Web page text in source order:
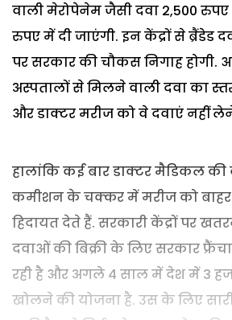
वाली मेरोपेनेम जैसी दवा 2,500
रुपए में दी जाएंगी. इन केंद्रों से ब्रैंडेड
पर सरकार की चौकस निगाह होगी.
अस्पतालों से मिलने वाली दवा का
और डाक्टर मरीज को वे दवाएं नहीं
हालांकि कई बार डाक्टर मैडिकल
कमीशन के चक्कर में मरीज को
हिदायत देते हैं. सरकारी केंद्रों पर
दवाओं की बिक्री के लिए सरकार
रही है और अगले 4 साल में देश में 3
खोलने की योजना है. उस के लिए